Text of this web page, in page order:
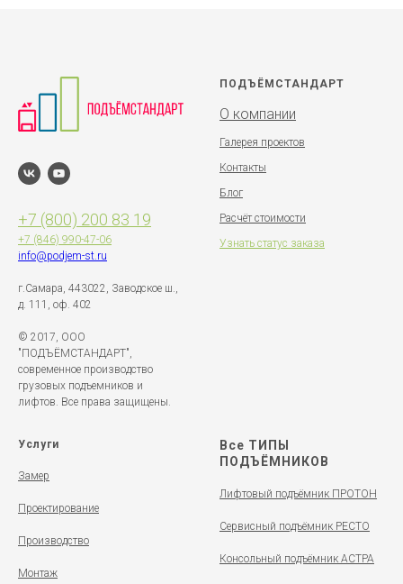
+7 (800) 200 83 19
+7 (846) 990-47-06
info@podjem-st.ru
г.Самара, 443022, Заводское ш.,
д. 111, оф. 402
© 2017, ООО
"ПОДЪЁМСТАНДАРТ",
современное производство
грузовых подъемников и
лифтов. Все права защищены.
ПОДЪЁМСТАНДАРТ
О компании
Галерея проектов
Контакты
Блог
Расчёт стоимости
Узнать статус заказа
Услуги
Замер
Проектирование
Производство
Монтаж
Все ТИПЫ
ПОДЪЁМНИКОВ
Лифтовый подъёмник ПРОТОН
Сервисный подъёмник РЕСТО
Консольный подъёмник АСТРА